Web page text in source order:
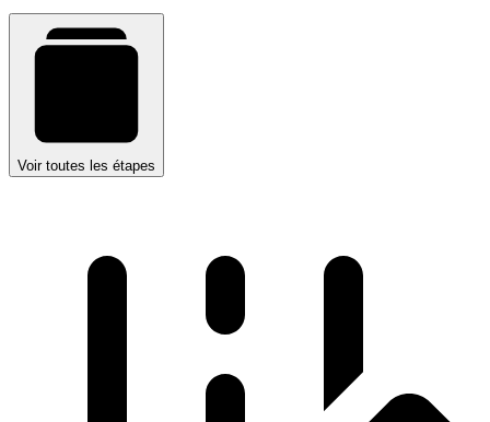
Voir toutes les étapes